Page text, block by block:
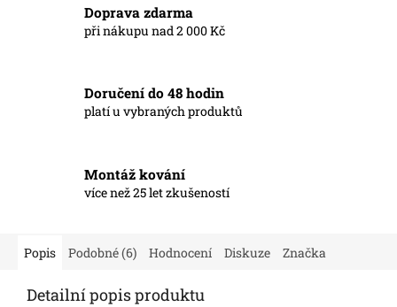
Doprava zdarma
při nákupu nad 2 000 Kč
Doručení do 48 hodin
platí u vybraných produktů
Montáž kování
více než 25 let zkušeností
Popis Podobné (6) Hodnocení Diskuze Značka
Detailní popis produktu